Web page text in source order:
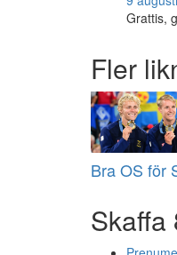
Grattis,
Fler
Bra OS för
Skaffa